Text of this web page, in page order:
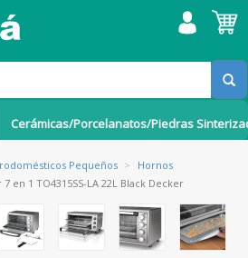
Cerámicas/Porcelanatos/Piedras
Pequeños >
Hornos
en 1 TO4315SS-LA 22L Black Decker